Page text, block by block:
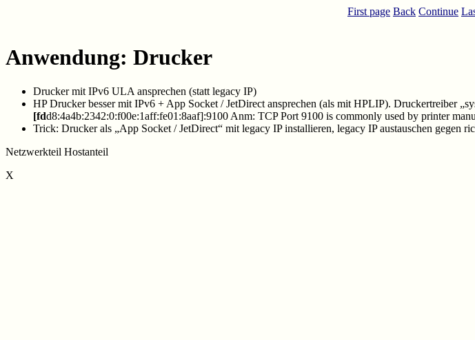
First page Back Continue
Anwendung: Drucker
Drucker mit IPv6 ULA ansprechen (statt legacy IP)
HP Drucker besser mit IPv6 + App Socket / JetDirect ansprechen (als mit HPLIP). Druckertreiber
[fdd8:4a4b:2342:0:f00e:1aff:fe01:8aaf]:9100 Anm: TCP Port 9100 is commonly used by printer
Trick: Drucker als „App Socket / JetDirect“ mit legacy IP installieren, legacy IP austauschen gegen
Netzwerkteil Hostanteil
X